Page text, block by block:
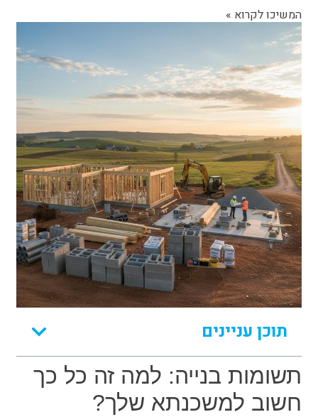
המשיכו לקרוא »
תוכן עניינים
תשומות בנייה: למה זה כל כך
חשוב למשכנתא שלך?